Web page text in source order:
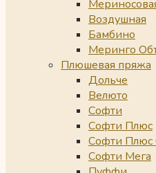
Воздушная
Бамбино
Меринго
Плюшевая пряжа
Дольче
Велюто
Софти
Софти Плюс
Софти Плюс
Софти Мега